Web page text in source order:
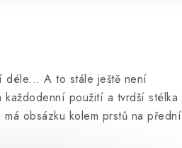
déle... A to stále ještě není
každodenní použití a tvrdší stélka
obsázku kolem prstů na přední